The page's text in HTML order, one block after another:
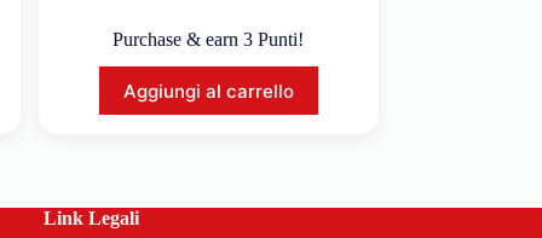
Purchase & earn 3 Punti!
Aggiungi al carrello
Link Legali